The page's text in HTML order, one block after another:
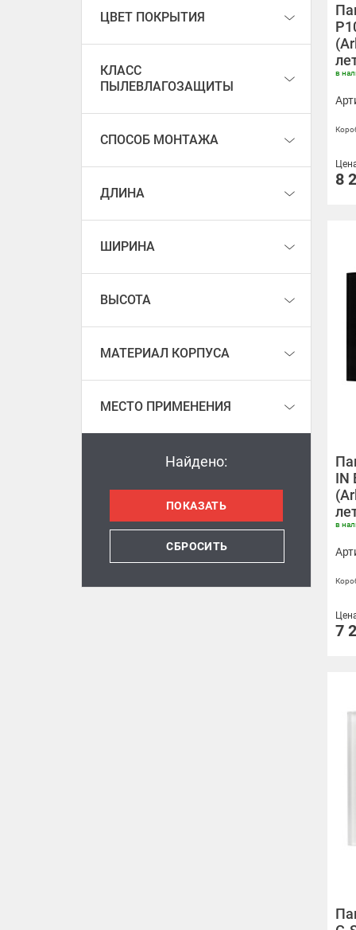
ЦВЕТ ПОКРЫТИЯ
КЛАСС
ПЫЛЕВЛАГОЗАЩИТЫ
СПОСОБ МОНТАЖА
ДЛИНА
ШИРИНА
ВЫСОТА
МАТЕРИАЛ КОРПУСА
МЕСТО ПРИМЕНЕНИЯ
Найдено:
СБРОСИТЬ
в
8
IN
в
7